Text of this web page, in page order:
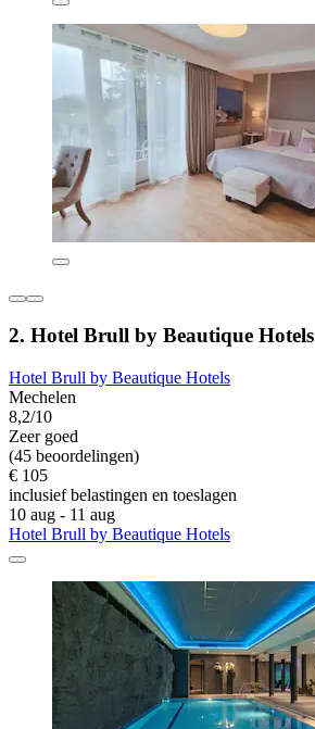
2. Hotel Brull by Beautique Hotels
Hotel Brull by Beautique Hotels
Mechelen
8,2/10
Zeer goed
(45 beoordelingen)
€ 105
inclusief belastingen en toeslagen
10 aug - 11 aug
Hotel Brull by Beautique Hotels